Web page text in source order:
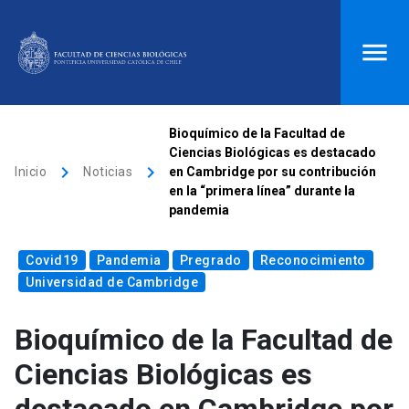
Donaciones launch
Correo launch
Quiénes somos keyboard_arrow_down
keyboard_arrow_down
Inicio keyboard_arrow_right Noticias keyboard_arrow_right
Bioquímico de la Facultad de
Ciencias Biológicas es destacado
en Cambridge por su contribución
en la “primera línea” durante la
pandemia
Covid19 Pandemia Pregrado
Reconocimiento
Universidad de Cambridge
Bioquímico de la Facultad de
Ciencias Biológicas es